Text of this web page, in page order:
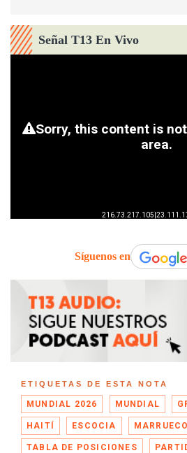
Señal T13 En Vivo
Síguenos en
ETIQUETAS DE ESTA NOTA
MUNDIAL 2026 MUNDIAL
HAITÍ ESCOCIA
TABLA DE POSICIONES